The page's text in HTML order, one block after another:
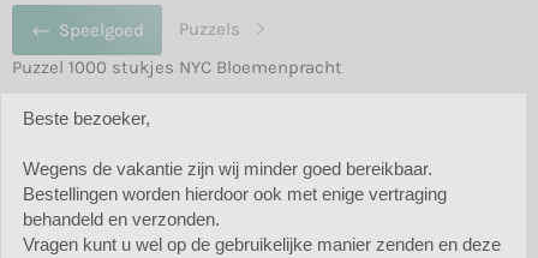
Speelgoed
Puzzels
Puzzel 1000 stukjes NYC Bloemenpracht
Puzzel 1000 stukjes NYC
Bloemenpracht
Beste bezoeker,
Wegens de vakantie zijn wij minder goed bereikbaar.
Bestellingen worden hierdoor ook met enige vertraging
behandeld en verzonden.
Vragen kunt u wel op de gebruikelijke manier zenden en deze